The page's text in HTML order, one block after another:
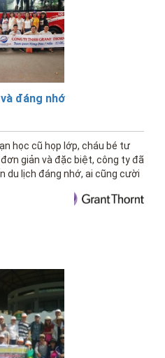
đáng nhớ
học cũ họp lớp, cháu bé tư
giản và đặc biệt, công ty đã
du lịch đáng nhớ, ai cũng cười
đặt...